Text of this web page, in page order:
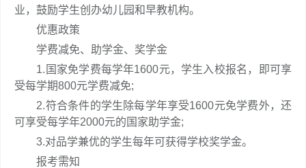
业，鼓励学生创办幼儿园和早教机构。
优惠政策
学费减免、助学金、奖学金
1.国家免学费每学年1600元，学生入校报名，即可享
受每学期800元学费减免;
2.符合条件的学生除每学年享受1600元免学费外，还
可享受每学年2000元的国家助学金;
3.对品学兼优的学生每年可获得学校奖学金。
报考需知